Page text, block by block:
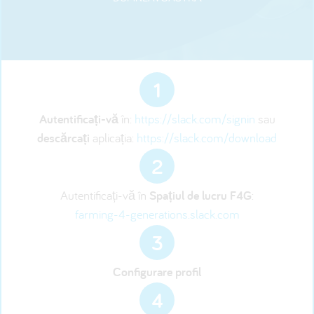
1
Autentificați-văîn: https://slack.com/signin sau
descărcați aplicația: https://slack.com/download
2
Autentificați-vă în Spațiul de lucru F4G:
farming-4-generations.slack.com
3
Configurare profil
4